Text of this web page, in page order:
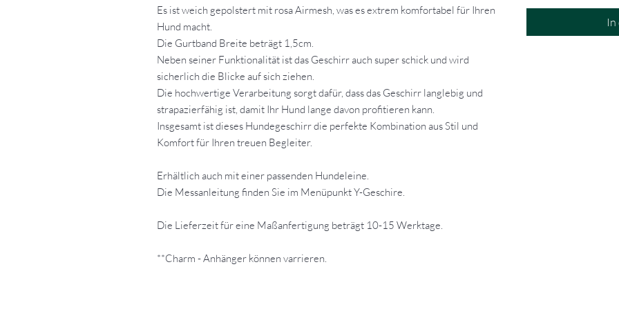
Es ist weich gepolstert mit rosa Airmesh, was es extrem komfortabel für Ihren
Hund macht.
Die Gurtband Breite beträgt 1,5cm.
Neben seiner Funktionalität ist das Geschirr auch super schick und wird
sicherlich die Blicke auf sich ziehen.
Die hochwertige Verarbeitung sorgt dafür, dass das Geschirr langlebig und
strapazierfähig ist, damit Ihr Hund lange davon profitieren kann.
Insgesamt ist dieses Hundegeschirr die perfekte Kombination aus Stil und
Komfort für Ihren treuen Begleiter.
Erhältlich auch mit einer passenden Hundeleine.
Die Messanleitung finden Sie im Menüpunkt Y-Geschire.
Die Lieferzeit für eine Maßanfertigung beträgt 10-15 Werktage.
**Charm - Anhänger können varrieren.